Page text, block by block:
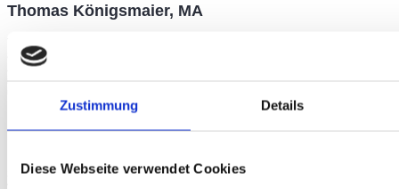
Zustimmung Details
Diese Webseite verwendet Cookies
Thomas Königsmaier, MA
Thomas ist der Möglichmacher im Team. Seine Leidenschaft gilt den Zahlen –
als Werkzeug für klare Entscheidungen und Potenziale. Er analysiert
Zusammenhänge und entwickelt Strategien, die in der Praxis funktionieren. Für
STANDORT